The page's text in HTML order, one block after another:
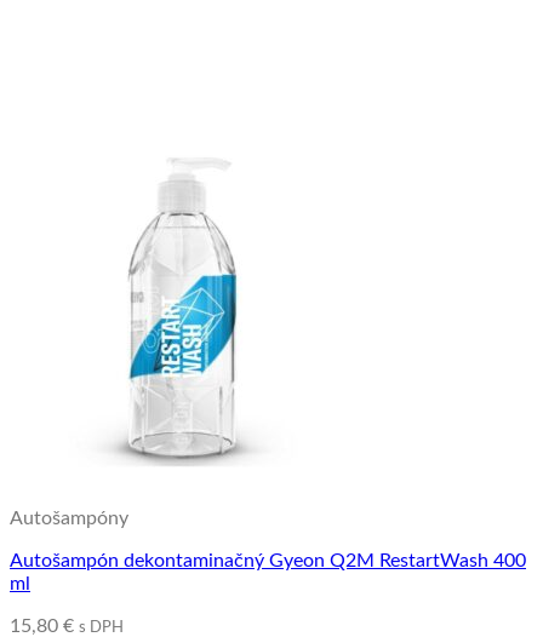
Autošampóny
Autošampón dekontaminačný Gyeon Q2M RestartWash 400
ml
15,80 € s DPH